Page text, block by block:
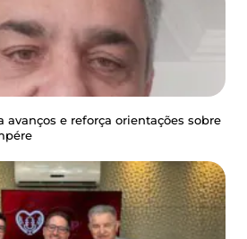
avanços e reforça orientações sobre